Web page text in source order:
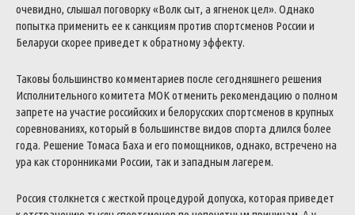
очевидно, слышал поговорку «Волк сыт, а ягненок цел». Однако
попытка применить ее к санкциям против спортсменов России и
Беларуси скорее приведет к обратному эффекту.
Таковы большинство комментариев после сегодняшнего решения
Исполнительного комитета МОК отменить рекомендацию о полном
запрете на участие российских и белорусских спортсменов в крупных
соревнованиях, который в большинстве видов спорта длился более
года. Решение Томаса Баха и его помощников, однако, встречено на
ура как сторонниками России, так и западным лагерем.
Россия столкнется с жесткой процедурой допуска, которая приведет